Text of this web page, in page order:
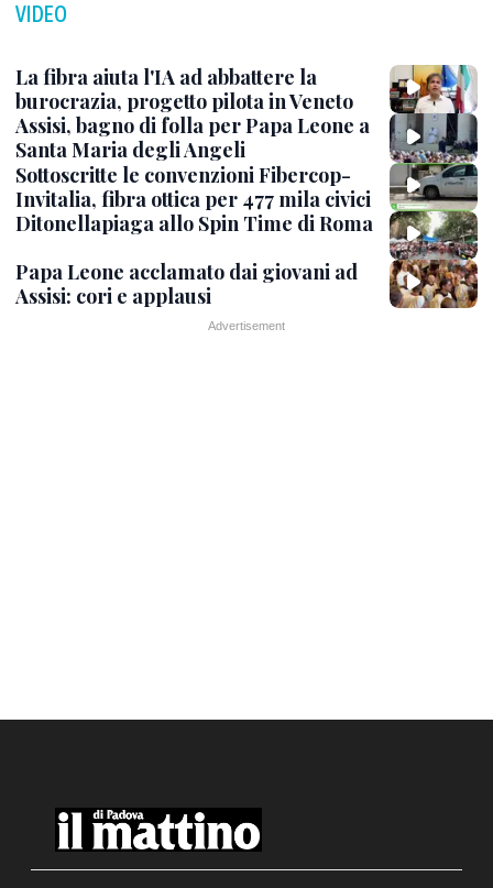
VIDEO
La fibra aiuta l'IA ad abbattere la
burocrazia, progetto pilota in Veneto
Assisi, bagno di folla per Papa Leone a
Santa Maria degli Angeli
Sottoscritte le convenzioni Fibercop-
Invitalia, fibra ottica per 477 mila civici
Ditonellapiaga allo Spin Time di Roma
Papa Leone acclamato dai giovani ad
Assisi: cori e applausi